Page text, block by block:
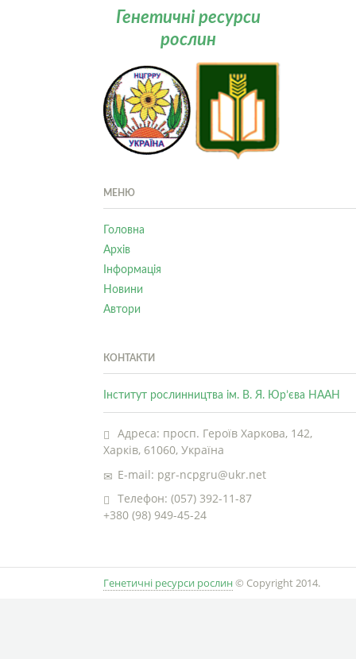
Генетичні ресурси
рослин
МЕНЮ
Головна
Архів
Інформація
Новини
Автори
КОНТАКТИ
Інститут рослинництва ім. В. Я. Юр’єва НААН
Адреса: просп. Героїв Харкова, 142,
Харків, 61060, Україна
E-mail: pgr-ncpgru@ukr.net
Телефон: (057) 392-11-87
+380 (98) 949-45-24
Генетичні ресурси рослин © Copyright 2014.